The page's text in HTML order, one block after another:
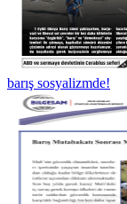
barış sosyalizmde!